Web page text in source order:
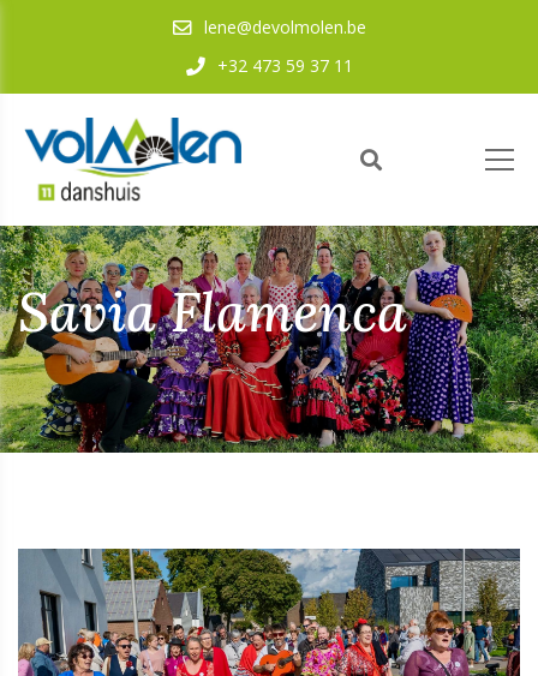
lene@devolmolen.be
+32 473 59 37 11
Savia Flamenca